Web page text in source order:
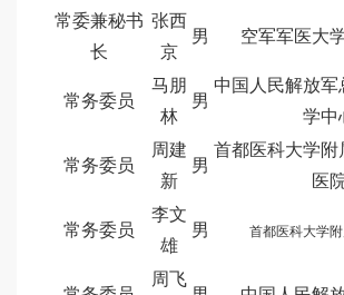
常委兼秘书
长
张西
京
男 空军军医大
常务委员
马朋
林
男
中国人民解放
学中
常务委员
周建
新
男
首都医科大学
医
常务委员
李文
雄
男 首都医科大学
周飞